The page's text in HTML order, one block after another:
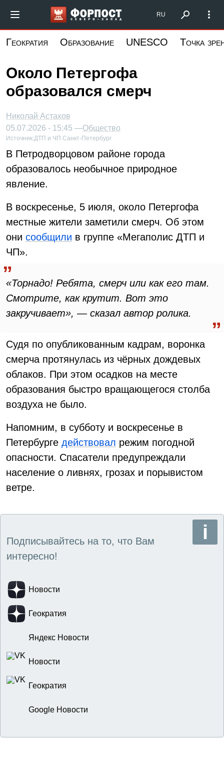
основному
Форпост Северо-Запад
RU
Геократия Образование UNESCO Точка
Около Петергофа
образовался смерч
Николай Астахов
05.07.2026 - 15:45 —Общество
Источник:ДТП и ЧП Санкт-Петербург
В Петродворцовом районе города
образовалось необычное природное
явление.
В воскресенье, 5 июля, около Петергофа
местные жители заметили смерч. Об этом
они сообщили в группе «Мегаполис ДТП и
ЧП».
«Торнадо! Ребята, смерч или как его там.
Смотрите, как крутит. Вот это
закручивает», — сказал автор ролика.
Судя по опубликованным кадрам, воронка
смерча протянулась из чёрных дождевых
облаков. При этом осадков на месте
образования быстро вращающегося столба
воздуха не было.
Напомним, в субботу и воскресенье в
Петербурге действовал режим погодной
опасности. Спасатели предупреждали
население о ливнях, грозах и порывистом
ветре.
Подписывайтесь на то, что Вам
интересно!
Новости
Геократия
Яндекс Новости
Новости
Геократия
Google Новости